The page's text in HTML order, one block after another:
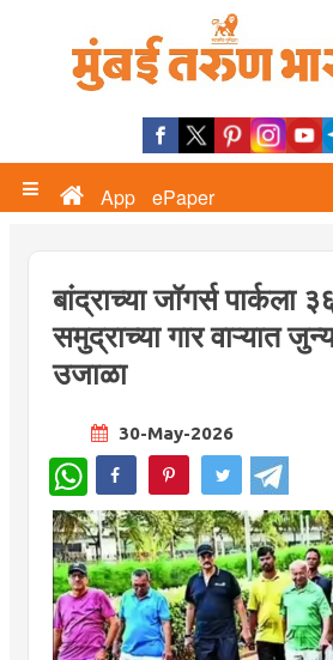
App ePaper
बांद्राच्या जॉगर्स पार्कला
समुद्राच्या गार वाऱ्यात
उजाळा
30-May-2026
WhatsApp